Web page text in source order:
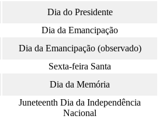
Dia do Presidente
Dia da Emancipação
Dia da Emancipação (observado)
Sexta-feira Santa
Dia da Memória
Juneteenth Dia da Independência
Nacional